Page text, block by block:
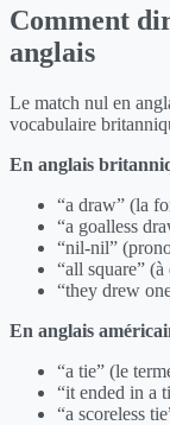
Comment
anglais
Le match nul en
vocabulaire
En anglais
“a draw” (la
“a goalless
“nil-nil”
“all square”
“they drew
En anglais
“a tie” (le
“it ended in a
“a scoreless